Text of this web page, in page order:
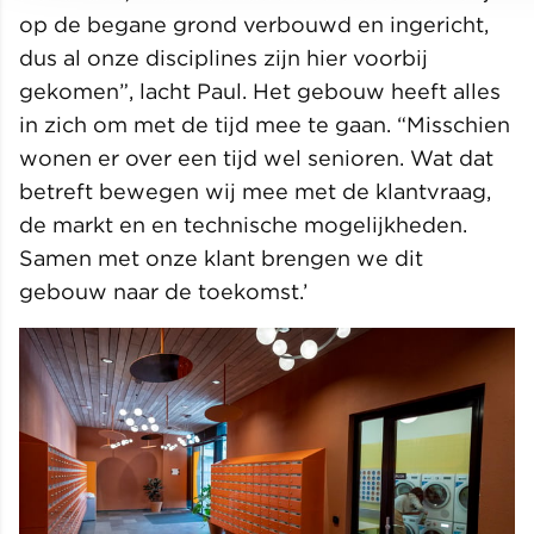
op de begane grond verbouwd en ingericht,
dus al onze disciplines zijn hier voorbij
gekomen”, lacht Paul. Het gebouw heeft alles
in zich om met de tijd mee te gaan. “Misschien
wonen er over een tijd wel senioren. Wat dat
betreft bewegen wij mee met de klantvraag,
de markt en en technische mogelijkheden.
Samen met onze klant brengen we dit
gebouw naar de toekomst.’